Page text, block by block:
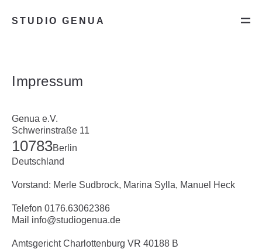
STUDIO GENUA
Impressum
Genua e.V.
Schwerinstraße 11
10783Berlin
Deutschland
Vorstand: Merle Sudbrock, Marina Sylla, Manuel Heck
Telefon 0176.63062386
Mail info@studiogenua.de
Amtsgericht Charlottenburg VR 40188 B